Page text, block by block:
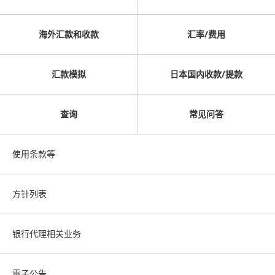
海外汇款和收款 汇率/费用
汇款模拟 日本国内收款/提款
查询 常见问答
使用条款等
方针列表
银行代理相关业务